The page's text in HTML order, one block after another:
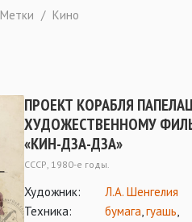
Метки / Кино
ПРОЕКТ КОРАБЛЯ
ХУДОЖЕСТВЕННОМУ
«КИН-ДЗА-ДЗА»
СССР, 1980-е годы.
Художник:
Л.А. Шенгелия
Техника:
бумага,гуашь,